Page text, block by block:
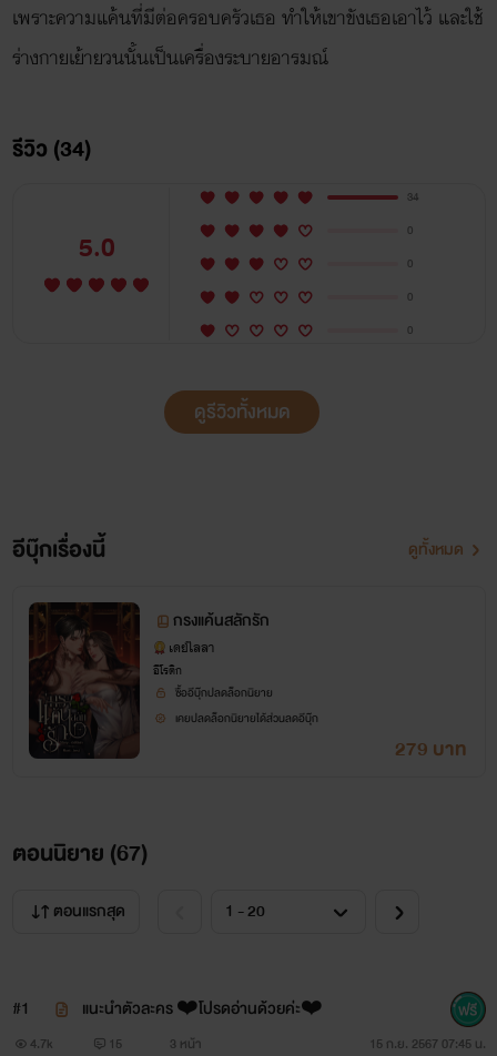
เพราะความแค้นที่มีต่อครอบครัวเธอ ทำให้เขาขังเธอเอาไว้ และใช้
ร่างกายเย้ายวนนั้นเป็นเครื่องระบายอารมณ์
รีวิว (34)
5.0
34
0
0
0
0
ดูรีวิวทั้งหมด
อีบุ๊กเรื่องนี้ ดูทั้งหมด
กรงแค้นสลักรัก
เดย์ไลลา
อีโรติก
ซื้ออีบุ๊กปลดล็อกนิยาย
เคยปลดล็อกนิยายได้ส่วนลดอีบุ๊ก
279 บาท
ตอนนิยาย (67)
ตอนแรกสุด
#1 แนะนำตัวละคร ❤️โปรดอ่านด้วยค่ะ❤️
4.7k 15 3 หน้า 15 ก.ย. 2567 07:45 น.